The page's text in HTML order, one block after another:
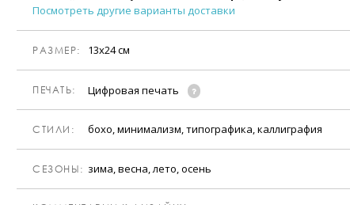
Посмотреть другие варианты доставки
РАЗМЕР: 13х24 см
ПЕЧАТЬ: Цифровая печать
CТИЛИ: бохо, минимализм, типографика, каллиграфия
CЕЗОНЫ: зима, весна, лето, осень